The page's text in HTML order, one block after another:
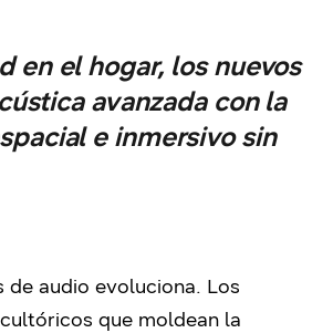
en el hogar, los nuevos
avanzada con la
e inmersivo sin
audio evoluciona. Los
que moldean la